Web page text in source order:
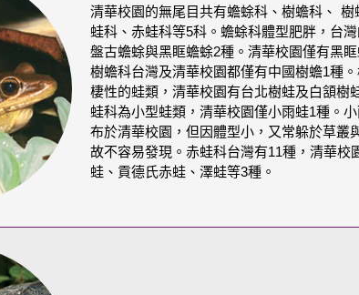
清華校園的無尾目共有蟾蜍科、樹蟾科、 樹
蛙科、赤蛙科等5科。蟾蜍科體型肥胖，台
盤古蟾蜍與黑眶蟾蜍2種。清華校園僅有黑眶
樹蟾科台灣及清華校園都僅有中國樹蟾1種
棲性的蛙類，清華校園有台北樹蛙及白頷樹
蛙科為小型蛙類，清華校園僅小雨蛙1種。
布於清華校園，但因體型小，又常躲於草叢
故不容易發現。赤蛙科台灣有11種，清華校
蛙、貢德氏赤蛙、澤蛙等3種。